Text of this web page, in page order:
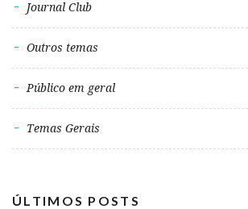
Journal Club
Outros temas
Público em geral
Temas Gerais
ÚLTIMOS POSTS